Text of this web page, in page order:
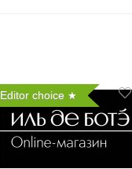
Editor choice